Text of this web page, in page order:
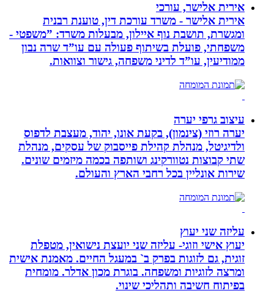
אירית אלישר, עורכי
אירית אלישר - משרד עורכת דין, טוענת רבנית
ומגשרת, תושבת נוף איילון, מבעלות משרד: ”משפטי -
משפחתי, פועלת בשיתוף פעולה עם עו”ד שרה נבון
ממודיעין, עו”ד לדיני משפחה, גישור וצוואות.
עיצוב גרפי יערה
יערה רוזי (צינמון), בקעת אונו, יהוד, מעצבת לדפוס
ולדיגיטל, מנהלת קהילת פייסבוק של עסקים, מנהלת
שתי קבוצות נטוורקינג ושותפה בכמה מיזמים שונים.
שירות אונליין בכל רחבי הארץ והעולם.
עליזה שני יעוץ
יעוץ אישי וזוגי- עליזה שני יועצת נישואין, מטפלת
זוגית, גם לזוגות בפרק ב` במעגל החיים. מאמנת אישית
ומרצה לזוגיות ומשפחה. בוגרת מכון אדלר. מומחית
בפיתוח חשיבה ותהליכי שינוי.